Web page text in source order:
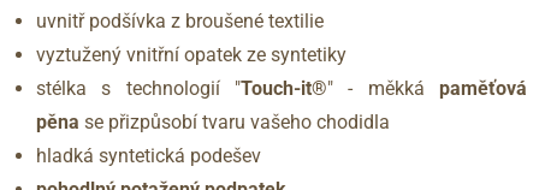
uvnitř podšívka z broušené textilie
vyztužený vnitřní opatek ze syntetiky
stélka s technologií "Touch-it®" - měkká paměťová
pěna se přizpůsobí tvaru vašeho chodidla
hladká syntetická podešev